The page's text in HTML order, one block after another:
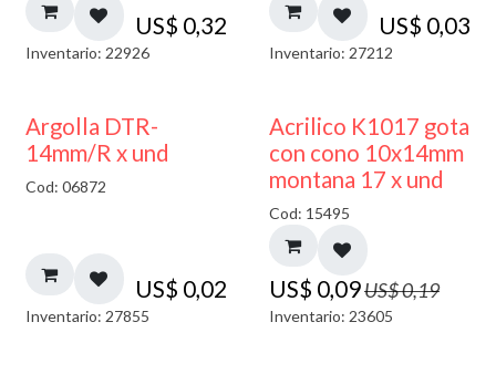
US$ 0,32
Inventario: 22926
US$ 0,03
Inventario: 27212
Argolla DTR-
14mm/R x und
Cod: 06872
US$ 0,02
Inventario: 27855
50% DESCUENTO
Acrilico K1017 gota
con cono 10x14mm
montana 17 x und
Cod: 15495
US$ 0,09US$0,19
Inventario: 23605